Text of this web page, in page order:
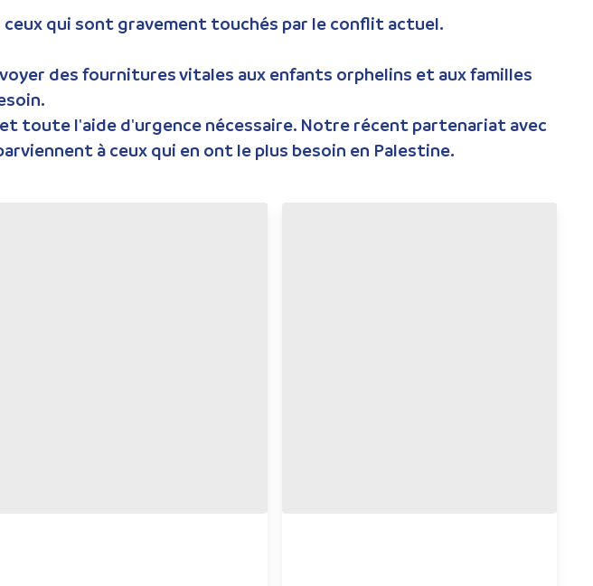
ceux qui sont gravement touchés par le conflit actuel.
des fournitures vitales aux enfants orphelins et aux familles
toute l'aide d'urgence nécessaire. Notre récent partenariat avec
à ceux qui en ont le plus besoin en Palestine.